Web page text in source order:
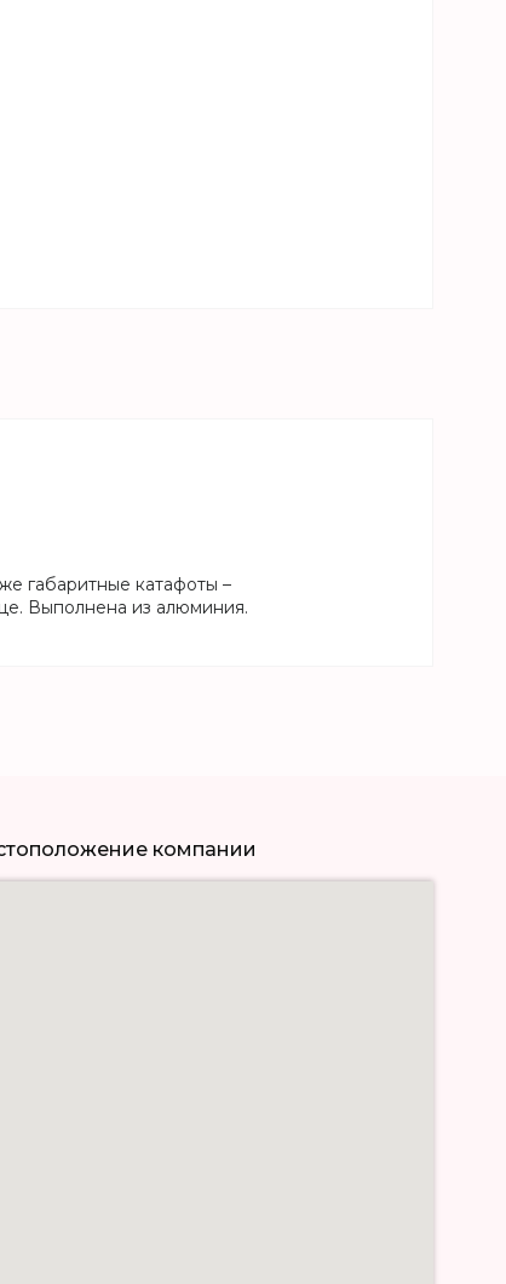
габаритные катафоты –
Выполнена из алюминия.
компании